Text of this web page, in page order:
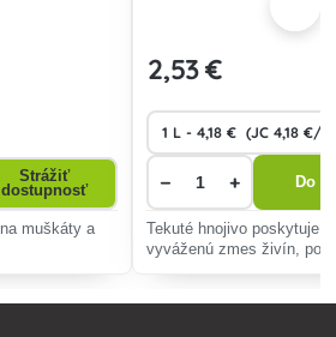
Strážiť
dostupnosť
muškáty a
2,53 €
− + Do
Tekuté hnojivo poskytuje
vyváženú zmes živín,